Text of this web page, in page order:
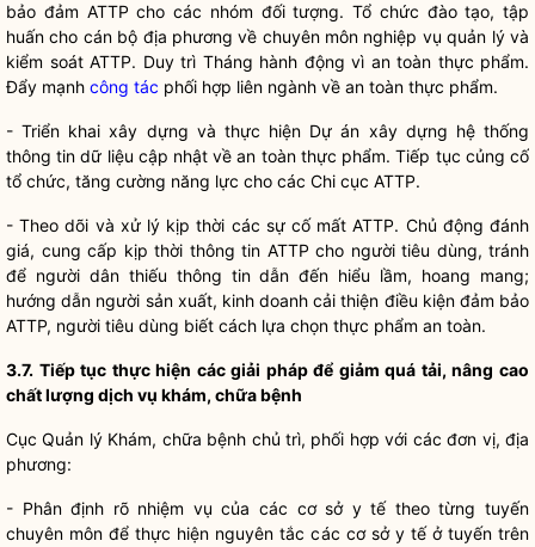
bảo đảm ATTP cho các nhóm đối tượng. Tổ chức đào tạo, tập
huấn cho cán bộ địa phương về chuyên môn nghiệp vụ quản lý và
kiểm soát ATTP. Duy trì Tháng hành động vì an toàn thực phẩm.
Đẩy mạnh công tác phối hợp liên ngành về an toàn thực phẩm.
- Triển khai xây dựng và thực hiện Dự án xây dựng hệ thống
thông tin dữ liệu cập nhật về an toàn thực phẩm. Tiếp tục củng cố
tổ chức, tăng cường năng lực cho các Chi cục ATTP.
- Theo dõi và xử lý kịp thời các sự cố mất ATTP. Chủ động đánh
giá, cung cấp kịp thời thông tin ATTP cho người tiêu dùng, tránh
để người dân thiếu thông tin dẫn đến hiểu lầm, hoang mang;
hướng dẫn người sản xuất, kinh doanh cải thiện điều kiện đảm bảo
ATTP, người tiêu dùng biết cách lựa chọn thực phẩm an toàn.
3.7. Tiếp tục thực hiện các giải pháp để giảm quá tải, nâng cao
chất lượng dịch vụ khám, chữa bệnh
Cục Quản lý Khám, chữa bệnh chủ trì, phối hợp với các đơn vị, địa
phương:
- Phân định rõ nhiệm vụ của các cơ sở y tế theo từng tuyến
chuyên môn để thực hiện nguyên tắc các cơ sở y tế ở tuyến trên